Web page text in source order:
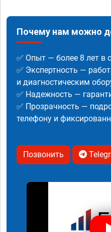
Почему нам можно
✅ Опыт — более 8 лет в
✅ Экспертность —
и диагностическим
✅ Надежность —
✅ Прозрачность —
телефону и
Позвонить